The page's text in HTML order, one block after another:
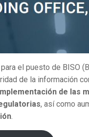
el puesto de BISO
de la información
de las
, así como
.